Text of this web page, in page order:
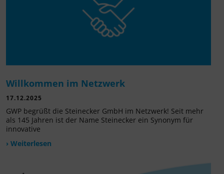
Willkommen im Netzwerk
17.12.2025
GWP begrüßt die Steinecker GmbH im Netzwerk! Seit mehr
als 145 Jahren ist der Name Steinecker ein Synonym für
innovative
› Weiterlesen